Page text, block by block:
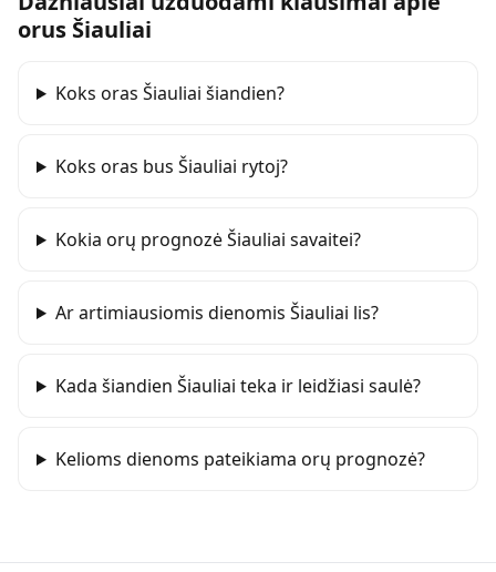
orus Šiauliai
Koks oras Šiauliai šiandien?
Koks oras bus Šiauliai rytoj?
Kokia orų prognozė Šiauliai savaitei?
Ar artimiausiomis dienomis Šiauliai lis?
Kada šiandien Šiauliai teka ir leidžiasi saulė?
Kelioms dienoms pateikiama orų prognozė?